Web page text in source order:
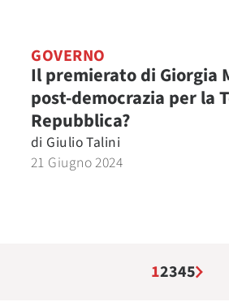
GOVERNO
Il premierato di Giorgia
post-democrazia per la
Repubblica?
di Giulio Talini
21 Giugno 2024
12345